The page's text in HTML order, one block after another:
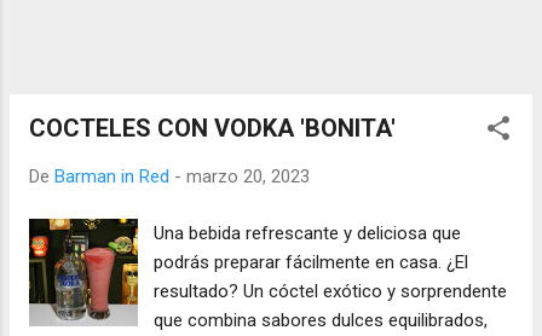
COCTELES CON VODKA 'BONITA'
De Barman in Red - marzo 20, 2023
Una bebida refrescante y deliciosa que
podrás preparar fácilmente en casa. ¿El
resultado? Un cóctel exótico y sorprendente
que combina sabores dulces equilibrados,